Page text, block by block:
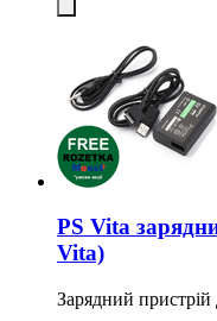
PS Vita
Vita)
Зарядний